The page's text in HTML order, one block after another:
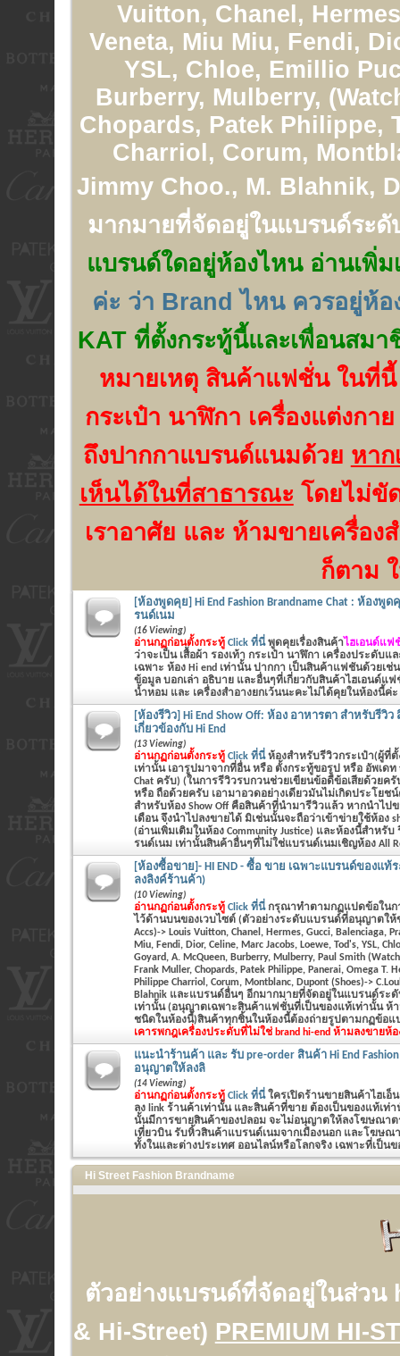
Vuitton, Chanel,
Veneta, Miu Miu, Fendi,
YSL, Chloe, Emillio
Burberry, Mulberry,
Chopards, Patek Philippe,
Charriol, Corum,
Jimmy Choo., M. Blahnik,
มากมายที่จัดอยู่ในแบรนด์ระ
แบรนด์ใดอยู่ห้องไหน อ่านเพิ่ม
ค่ะ ว่า Brand ไหน ควรอยู่ห้
KAT ที่ตั้งกระทู้นี้และเพื่อนสม
หมายเหตุ สินค้าแฟชั่น ในที่นี้
กระเป๋า นาฬิกา เครื่องแต่งกา
ถึงปากกาแบรนด์แนมด้วย หาก
เห็นได้ในที่สาธารณะ โดยไม่ขั
เราอาศัย และ ห้ามขายเครื่อง
ก็ตาม
[ห้องพูดคุย] Hi End Fashion Brandname Chat : ห้องพู
รนด์เนม
(16 Viewing)
อ่านกฏก่อนตั้งกระทู้ Click ที่นี่ พูดคุยเรื่องสินค้าไฮเอนด์แฟ
ว่าจะเป็นเสื้อผ้า รองเท้า กระเป๋า นาฬิกา เครื่องประดับแ
เฉพาะ ห้อง Hi end เท่านั้น ปากกา เป็นสินค้าแฟชันด้วยเช่
ข้อมูล บอกเล่า อธิบาย และอื่นๆที่เกี่ยวกับสินค้าไฮเอนด์แ
น้ำหอม และ เครื่องสำอางยกเว้นนะคะไม่ได้คุยในห้องนี้ค่ะ
[ห้องรีวิว] Hi End Show Off: ห้อง อาหารตา สำหรับรีวิว
เกี่ยวข้องกับ Hi End
(13 Viewing)
อ่านกฏก่อนตั้งกระทู้ Click ที่นี่ ห้องสำหรับรีวิวกระเป๋า(ผู้ที่
เท่านั้น เอารูปมาจากที่อื่น หรือ ตั้งกระทู้ขอรูป หรือ อัพเดท
Chat ครับ) (ในการรีวิวรบกวนช่วยเขียนข้อดีข้อเสียด้วยค
หรือ ถือด้วยครับ เอามาอวดอย่างเดียวมันไม่เกิดประโยช
สำหรับห้อง Show Off คือสินค้าที่นำมารีวิวแล้ว หากนำไป
เดือน จึงนำไปลงขายได้ มิเช่นนั้นจะถือว่าเข้าข่ายใช้ห้อง
(อ่านเพิ่มเติมในห้อง Community Justice) และห้องนี้สำหรั
รนด์เนม เท่านั้นสินค้าอื่นๆที่ไม่ใช่แบรนด์เนมเชิญห้อง All
[ห้องซื้อขาย]- HI END - ซื้อ ขาย เฉพาะแบรนด์ของแท้
ลงลิงค์ร้านค้า)
(10 Viewing)
อ่านกฏก่อนตั้งกระทู้ Click ที่นี่ กรุณาทำตามกฏแปดข้อในก
ไว้ด้านบนของเวบไซต์ (ตัวอย่างระดับแบรนด์ที่อนุญาตให้
Accs)-> Louis Vuitton, Chanel, Hermes, Gucci, Balenciaga,
Miu, Fendi, Dior, Celine, Marc Jacobs, Loewe, Tod's, YSL,
Goyard, A. McQueen, Burberry, Mulberry, Paul Smith
Frank Muller, Chopards, Patek Philippe, Panerai, Omega T.
Philippe Charriol, Corum, Montblanc, Dupont (Shoes)->
Blahnik และแบรนด์อื่นๆ อีกมากมายที่จัดอยู่ในแบรนด์ระ
เท่านั้น (อนุญาตเฉพาะสินค้าแฟชั่นที่เป็นของแท้เท่านั้น ห้า
ชนิดในห้องนี้)สินค้าทุกชิ้นในห้องนี้ต้องถ่ายรูปตามกฏข้อแ
เคารพกฎเครื่องประดับที่ไม่ใช่ brand hi-end ห้ามลงขายห้อ
แนะนำร้านค้า และ รับ pre-order สินค้า Hi End
อนุญาตให้ลงลิ
(14 Viewing)
อ่านกฏก่อนตั้งกระทู้ Click ที่นี่ ใครเปิดร้านขายสินค้าไฮเ
ลง link ร้านค้าเท่านั้น และสินค้าที่ขาย ต้องเป็นของแท้เท่
นั้นมีการขายสินค้าของปลอม จะไม่อนุญาตให้ลงโฆษณาต
เที่ยวบิน รับหิ้วสินค้าแบรนด์เนมจากเมืองนอก และโฆษ
ทั้งในและต่างประเทศ ออนไลน์หรือโลกจริง เฉพาะที่เป็น
Hi Street Fashion Brandname
ตัวอย่างแบรนด์ที่จัดอยู่ในส่วน
& Hi-Street) PREMIUM HI-